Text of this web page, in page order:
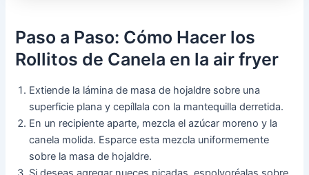
Paso a Paso: Cómo Hacer los
Rollitos de Canela en la air fryer
Extiende la lámina de masa de hojaldre sobre una
superficie plana y cepíllala con la mantequilla derretida.
En un recipiente aparte, mezcla el azúcar moreno y la
canela molida. Esparce esta mezcla uniformemente
sobre la masa de hojaldre.